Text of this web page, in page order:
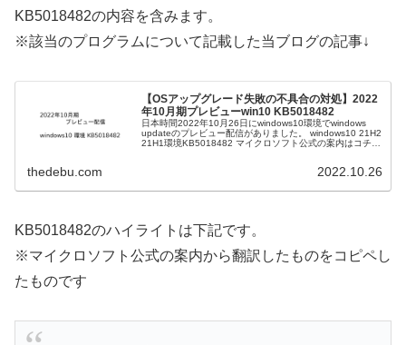
KB5018482の内容を含みます。
※該当のプログラムについて記載した当ブログの記事↓
【OSアップグレード失敗の不具合の対処】2022
年10月期プレビューwin10 KB5018482
日本時間2022年10月26日にwindows10環境でwindows
updateのプレビュー配信がありました。 windows10 21H2
21H1環境KB5018482 マイクロソフト公式の案内はコチラ
thedebu.com 2022.10.26
KB5018482のハイライトは下記です。
※マイクロソフト公式の案内から翻訳したものをコピペし
たものです